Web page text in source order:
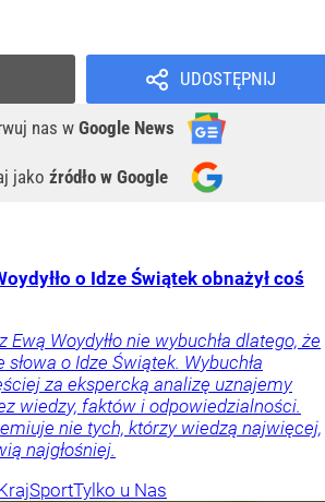
UDOSTĘPNIJ
nas w Google News
jako źródło w Google
o Idze Świątek obnażył coś
Woydyłło nie wybuchła dlatego, że
o Idze Świątek. Wybuchła
za ekspercką analizę uznajemy
wiedzy, faktów i odpowiedzialności.
nie tych, którzy wiedzą najwięcej,
najgłośniej.
SportTylko u Nas